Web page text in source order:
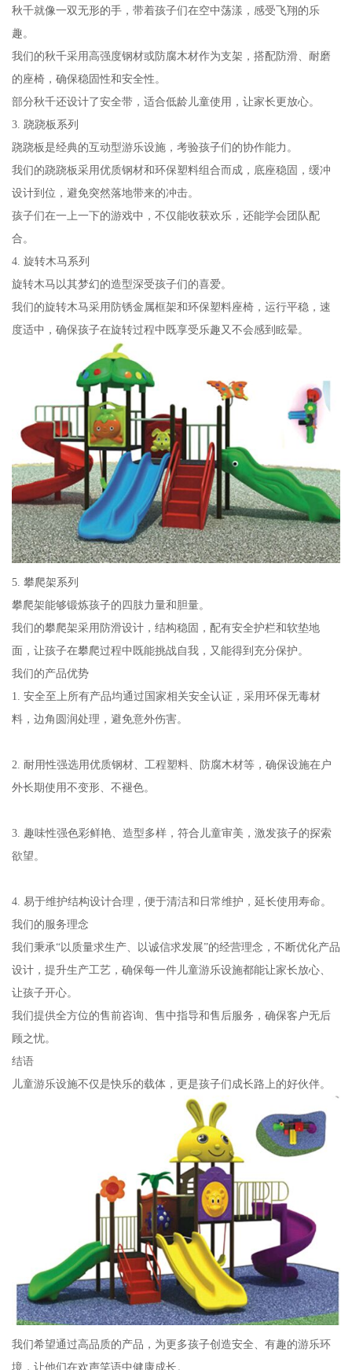
秋千就像一双无形的手，带着孩子们在空中荡漾，感受飞翔的乐
趣。
我们的秋千采用高强度钢材或防腐木材作为支架，搭配防滑、耐磨
的座椅，确保稳固性和安全性。
部分秋千还设计了安全带，适合低龄儿童使用，让家长更放心。
3. 跷跷板系列
跷跷板是经典的互动型游乐设施，考验孩子们的协作能力。
我们的跷跷板采用优质钢材和环保塑料组合而成，底座稳固，缓冲
设计到位，避免突然落地带来的冲击。
孩子们在一上一下的游戏中，不仅能收获欢乐，还能学会团队配
合。
4. 旋转木马系列
旋转木马以其梦幻的造型深受孩子们的喜爱。
我们的旋转木马采用防锈金属框架和环保塑料座椅，运行平稳，速
度适中，确保孩子在旋转过程中既享受乐趣又不会感到眩晕。
5. 攀爬架系列
攀爬架能够锻炼孩子的四肢力量和胆量。
我们的攀爬架采用防滑设计，结构稳固，配有安全护栏和软垫地
面，让孩子在攀爬过程中既能挑战自我，又能得到充分保护。
我们的产品优势
1. 安全至上所有产品均通过国家相关安全认证，采用环保无毒材
料，边角圆润处理，避免意外伤害。
2. 耐用性强选用优质钢材、工程塑料、防腐木材等，确保设施在户
外长期使用不变形、不褪色。
3. 趣味性强色彩鲜艳、造型多样，符合儿童审美，激发孩子的探索
欲望。
4. 易于维护结构设计合理，便于清洁和日常维护，延长使用寿命。
我们的服务理念
我们秉承“以质量求生产、以诚信求发展”的经营理念，不断优化产品
设计，提升生产工艺，确保每一件儿童游乐设施都能让家长放心、
让孩子开心。
我们提供全方位的售前咨询、售中指导和售后服务，确保客户无后
顾之忧。
结语
儿童游乐设施不仅是快乐的载体，更是孩子们成长路上的好伙伴。
我们希望通过高品质的产品，为更多孩子创造安全、有趣的游乐环
境，让他们在欢声笑语中健康成长。